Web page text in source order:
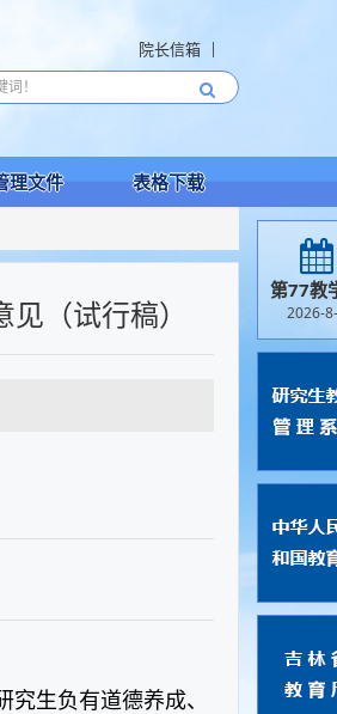
院长信箱
第77教
2026-
理文件 表格下载
（试行稿）
生负有道德养成、